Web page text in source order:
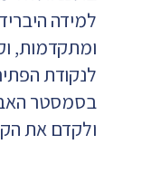
למידה
ומתקדמות,
לנקודת
בסמסטר
ולקדם את